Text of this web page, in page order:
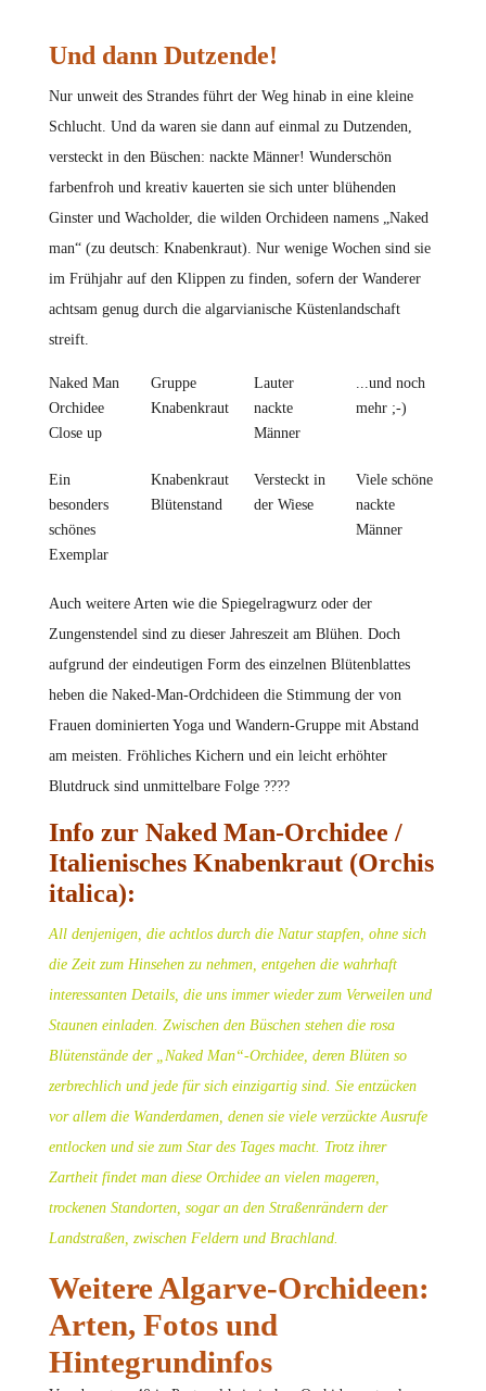
Und dann Dutzende!
Nur unweit des Strandes führt der Weg hinab in eine kleine
Schlucht. Und da waren sie dann auf einmal zu Dutzenden,
versteckt in den Büschen: nackte Männer! Wunderschön
farbenfroh und kreativ kauerten sie sich unter blühenden
Ginster und Wacholder, die wilden Orchideen namens „Naked
man“ (zu deutsch: Knabenkraut). Nur wenige Wochen sind sie
im Frühjahr auf den Klippen zu finden, sofern der Wanderer
achtsam genug durch die algarvianische Küstenlandschaft
streift.
Naked Man
Orchidee
Close up
Gruppe
Knabenkraut
Lauter
nackte
Männer
...und noch
mehr ;-)
Ein
besonders
schönes
Exemplar
Knabenkraut
Blütenstand
Versteckt in
der Wiese
Viele schöne
nackte
Männer
Auch weitere Arten wie die Spiegelragwurz oder der
Zungenstendel sind zu dieser Jahreszeit am Blühen. Doch
aufgrund der eindeutigen Form des einzelnen Blütenblattes
heben die Naked-Man-Ordchideen die Stimmung der von
Frauen dominierten Yoga und Wandern-Gruppe mit Abstand
am meisten. Fröhliches Kichern und ein leicht erhöhter
Blutdruck sind unmittelbare Folge ????
Info zur Naked Man-Orchidee /
Italienisches Knabenkraut (Orchis
italica):
All denjenigen, die achtlos durch die Natur stapfen, ohne sich
die Zeit zum Hinsehen zu nehmen, entgehen die wahrhaft
interessanten Details, die uns immer wieder zum Verweilen und
Staunen einladen. Zwischen den Büschen stehen die rosa
Blütenstände der „Naked Man“-Orchidee, deren Blüten so
zerbrechlich und jede für sich einzigartig sind. Sie entzücken
vor allem die Wanderdamen, denen sie viele verzückte Ausrufe
entlocken und sie zum Star des Tages macht. Trotz ihrer
Zartheit findet man diese Orchidee an vielen mageren,
trockenen Standorten, sogar an den Straßenrändern der
Landstraßen, zwischen Feldern und Brachland.
Weitere Algarve-Orchideen:
Arten, Fotos und
Hintegrundinfos